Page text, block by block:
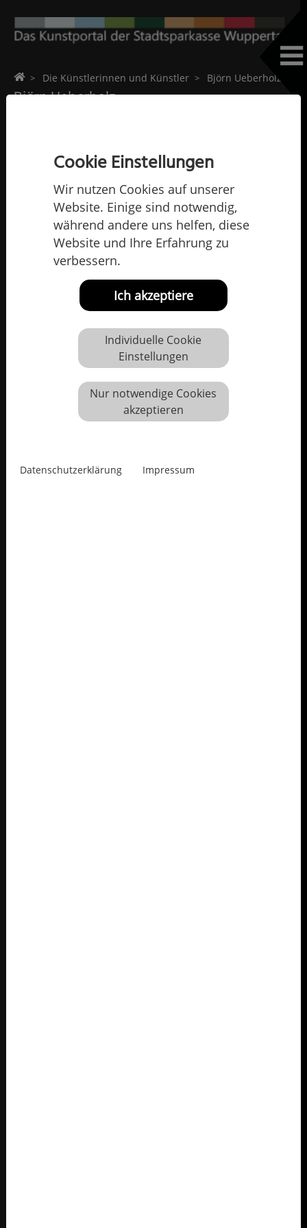
Cookie Einstellungen
Wir nutzen Cookies auf unserer
Website. Einige sind notwendig,
während andere uns helfen, diese
Website und Ihre Erfahrung zu
verbessern.
Ich akzeptiere
Individuelle Cookie
Einstellungen
Nur notwendige Cookies
akzeptieren
Datenschutzerklärung Impressum
HomeDie Künstlerinnen und Künstler Björn Ueberholz
Björn Ueberholz